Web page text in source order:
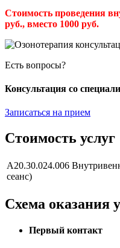
Стоимость проведения
руб., вместо 1000 руб.
Есть вопросы?
Консультация со
Записаться на прием
Стоимость услуг
A20.30.024.006
сеанс)
Схема оказания
Первый контакт